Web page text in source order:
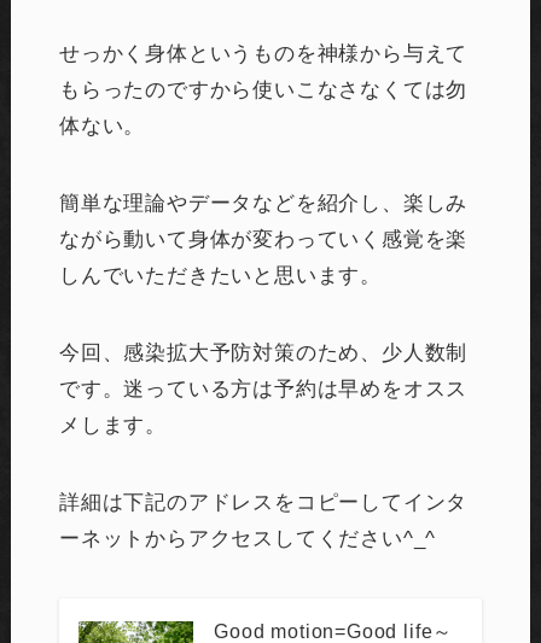
せっかく身体というものを神様から与えて
もらったのですから使いこなさなくては勿
体ない。
簡単な理論やデータなどを紹介し、楽しみ
ながら動いて身体が変わっていく感覚を楽
しんでいただきたいと思います。
今回、感染拡大予防対策のため、少人数制
です。迷っている方は予約は早めをオスス
メします。
詳細は下記のアドレスをコピーしてインタ
ーネットからアクセスしてください^_^
Good motion=Good life～